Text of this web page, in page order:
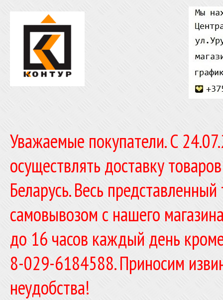
Уважаемые покупатели. C
осуществлять доставку
Беларусь. Весь
самовывозом с нашего
до 16 часов каждый день
8-029-6184588. Приносим
неудобства!